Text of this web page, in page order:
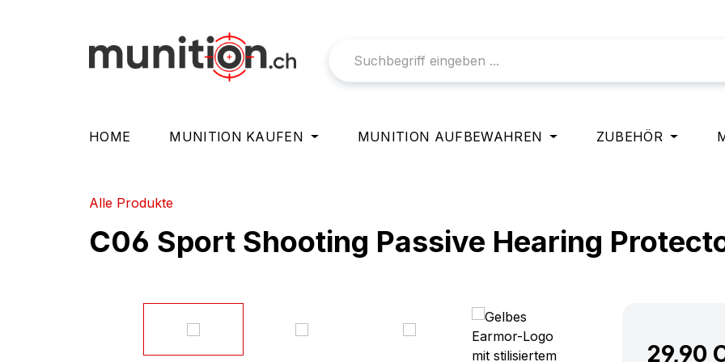
HOME MUNITION KAUFEN MUNITION AUFBEWAHREN ZUBEHÖR
Alle Produkte
C06 Sport Shooting Passive Hearing
29,90